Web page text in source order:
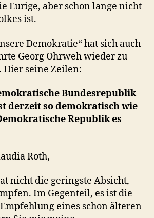
Eurige, aber schon lange nicht
ist.
Demokratie“ hat sich auch
Georg Ohrweh wieder zu
Hier seine Zeilen:
Bundesrepublik
derzeit so demokratisch wie
Republik es
Roth,
nicht die geringste Absicht,
Im Gegenteil, es ist die
eines schon älteren